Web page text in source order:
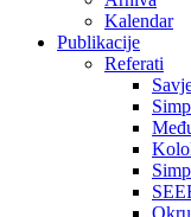
Kalendar
Publikacije
Referati